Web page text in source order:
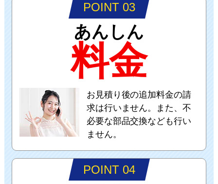
POINT 03
あんしん
料金
お見積り後の追加料金の請
求は行いません。また、不
必要な部品交換なども行い
ません。
POINT 04